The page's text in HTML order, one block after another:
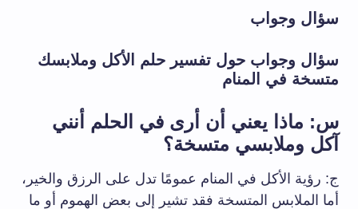
سؤال وجواب
سؤال وجواب حول تفسير حلم الأكل وملابسك
متسخة في المنام
س: ماذا يعني أن أرى في الحلم أنني
آكل وملابسي متسخة؟
ج: رؤية الأكل في المنام عمومًا تدل على الرزق والخير،
أما الملابس المتسخة فقد تشير إلى بعض الهموم أو ما